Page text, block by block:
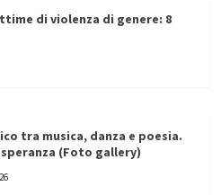
di violenza di genere: 8
tra musica, danza e poesia.
(Foto gallery)